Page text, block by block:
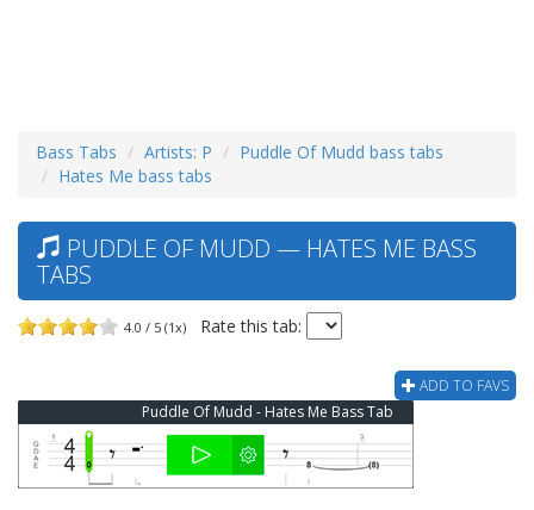
Bass Tabs Artists: P
Puddle Of Mudd bass tabs
Hates Me bass tabs
PUDDLE OF MUDD — HATES ME BASS
TABS
4.0 / 5 (1x) Rate this tab:
ADD TO FAVS
Puddle Of Mudd - Hates Me Bass Tab